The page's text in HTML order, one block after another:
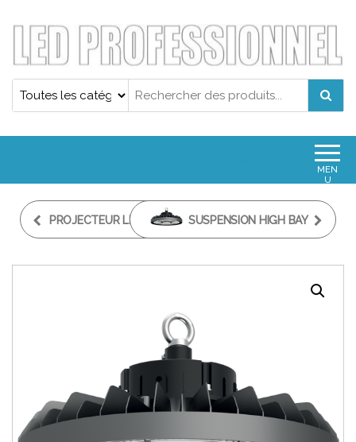
Projecteur led professionnel
Projecteur led professionnel
MEN
U
PROJECTEUR LED PRO SUSPENSION HIGH BAY